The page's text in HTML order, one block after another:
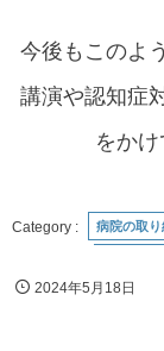
今後もこのよ
講演や認知症
をか
病院の取り
2024年5月18日